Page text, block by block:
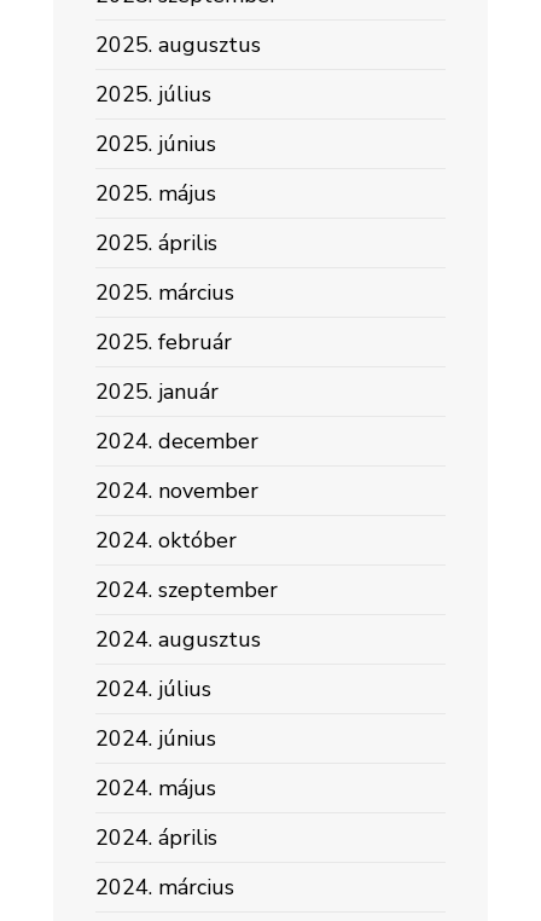
2025. augusztus
2025. július
2025. június
2025. május
2025. április
2025. március
2025. február
2025. január
2024. december
2024. november
2024. október
2024. szeptember
2024. augusztus
2024. július
2024. június
2024. május
2024. április
2024. március